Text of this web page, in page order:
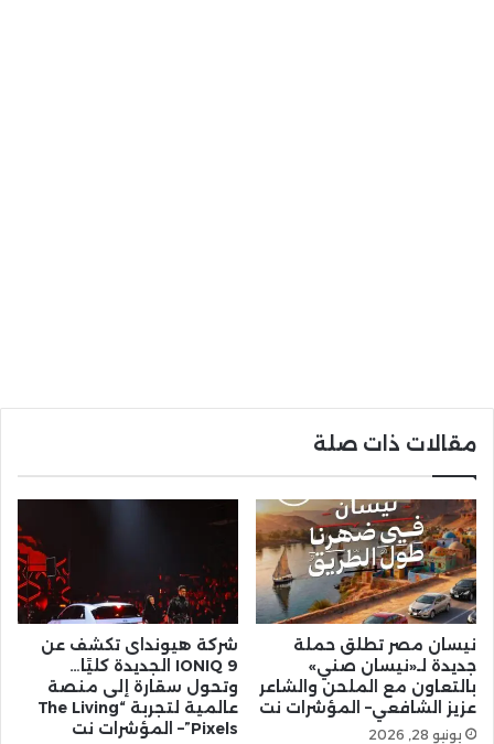
مقالات ذات صلة
نيسان مصر تطلق حملة
جديدة لـ«نيسان صني»
بالتعاون مع الملحن والشاعر
عزيز الشافعي– المؤشرات نت
يونيو 28, 2026
شركة هيونداى تكشف عن
IONIQ 9 الجديدة كليًا…
وتحول سقارة إلى منصة
عالمية لتجربة “The Living
Pixels”– المؤشرات نت